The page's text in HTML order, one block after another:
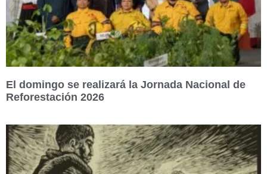
El domingo se realizará la Jornada Nacional de
Reforestación 2026